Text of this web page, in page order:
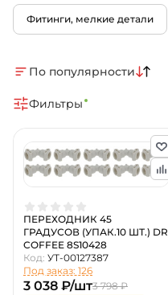
Фитинги, мелкие детали
По популярности
Фильтры
ПЕРЕХОДНИК 45
ГРАДУСОВ (УПАК.10 ШТ.) DR
COFFEE 8S10428
Код: УТ-00127387
Под заказ: 126
3 038 ₽/шт3 798 ₽